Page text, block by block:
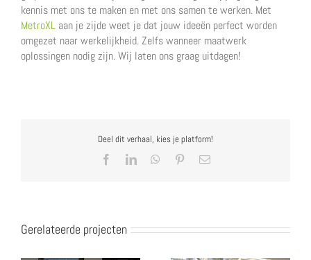
kennis met ons te maken en met ons samen te werken. Met
MetroXLaan je zijde weet je dat jouw ideeën perfect worden
omgezet naar werkelijkheid. Zelfs wanneer maatwerk
oplossingen nodig zijn. Wij laten ons graag uitdagen!
Deel dit verhaal, kies je platform!
FacebookLinkedInWhatsApp
Pinterest
E-
Gerelateerde projecten